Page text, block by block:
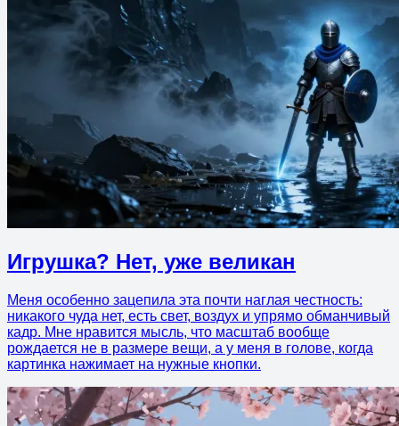
Игрушка? Нет, уже великан
Меня особенно зацепила эта почти наглая честность:
никакого чуда нет, есть свет, воздух и упрямо обманчивый
кадр. Мне нравится мысль, что масштаб вообще
рождается не в размере вещи, а у меня в голове, когда
картинка нажимает на нужные кнопки.